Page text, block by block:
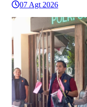
07 Agt 2026